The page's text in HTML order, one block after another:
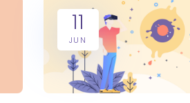
11
JUN